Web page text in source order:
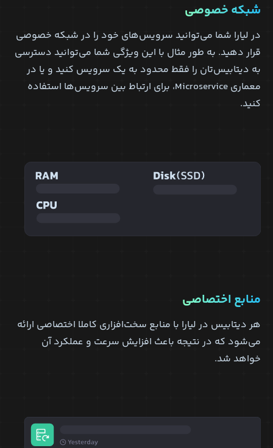
شبکه خصوصی
در لیارا شما می‌توانید سرویس‌های خود را در شبکه خصوصی
قرار دهید. به طور مثال با این ویژگی شما می‌توانید دسترسی
به دیتابیس‌تان را فقط محدود به یک سرویس کنید و یا در
معماری Microservice، برای ارتباط بین سرویس‌ها استفاده
کنید.
منابع اختصاصی
هر دیتابیس در لیارا با منابع سخت‌افزاری کاملا اختصاصی ارائه
می‌شود که در نتیجه باعث افزایش سرعت و عملکرد آن
خواهد شد.